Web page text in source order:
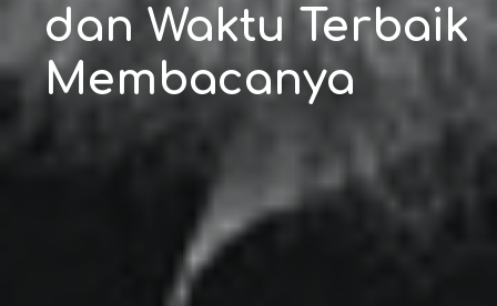
dan Waktu Terbaik
Membacanya